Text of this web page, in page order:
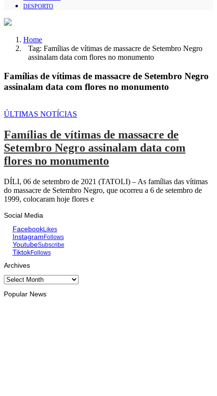
DESPORTO
Home
Tag: Famílias de vítimas de massacre de Setembro Negro
assinalam data com flores no monumento
Famílias de vítimas de massacre de Setembro Negro
assinalam data com flores no monumento
ÚLTIMAS NOTÍCIAS
Famílias de vítimas de massacre de
Setembro Negro assinalam data com
flores no monumento
DÍLI, 06 de setembro de 2021 (TATOLI) – As famílias das vítimas
do massacre de Setembro Negro, que ocorreu a 6 de setembro de
1999, colocaram hoje flores e
Social Media
FacebookLikes
InstagramFollows
YoutubeSubscribe
TiktokFollows
Archives
Archives
Popular News